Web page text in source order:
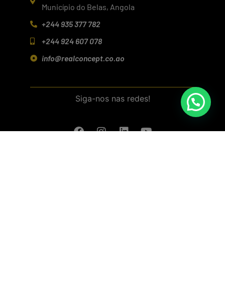
Município do Belas, Angola
+244 935 377 782
+244 924 607 078
info@realconcept.co.ao
Siga-nos nas redes!